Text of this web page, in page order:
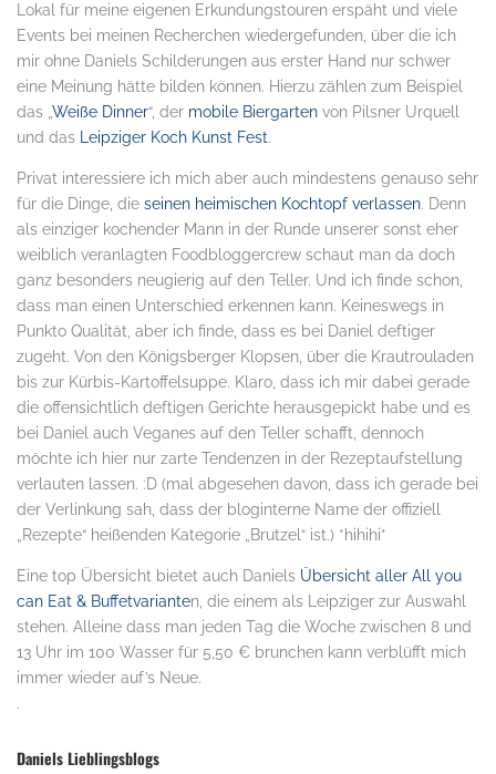
Lokal für meine eigenen Erkundungstouren erspäht und viele
Events bei meinen Recherchen wiedergefunden, über die ich
mir ohne Daniels Schilderungen aus erster Hand nur schwer
eine Meinung hätte bilden können. Hierzu zählen zum Beispiel
das „ Weiße Dinner“, der mobile Biergarten von Pilsner Urquell
und das
Leipziger Koch Kunst Fest.
Privat interessiere ich mich aber auch mindestens genauso sehr
für die Dinge, die seinen heimischen Kochtopf verlassen. Denn
als einziger kochender Mann in der Runde unserer sonst eher
weiblich veranlagten Foodbloggercrew schaut man da doch
ganz besonders neugierig auf den Teller. Und ich finde schon,
dass man einen Unterschied erkennen kann. Keineswegs in
Punkto Qualität, aber ich finde, dass es bei Daniel deftiger
zugeht. Von den Königsberger Klopsen, über die Krautrouladen
bis zur Kürbis-Kartoffelsuppe. Klaro, dass ich mir dabei gerade
die offensichtlich deftigen Gerichte herausgepickt habe und es
bei Daniel auch Veganes auf den Teller schafft, dennoch
möchte ich hier nur zarte Tendenzen in der Rezeptaufstellung
verlauten lassen. :D (mal abgesehen davon, dass ich gerade bei
der Verlinkung sah, dass der bloginterne Name der offiziell
„Rezepte“ heißenden Kategorie „Brutzel“ ist.) *hihihi*
Eine top Übersicht bietet auch Daniels Übersicht aller All you
can Eat & Buffetvarianten, die einem als Leipziger zur Auswahl
stehen. Alleine dass man jeden Tag die Woche zwischen 8 und
13 Uhr im 100 Wasser für 5,50 € brunchen kann verblüfft mich
immer wieder auf’s Neue.
.
Daniels Lieblingsblogs